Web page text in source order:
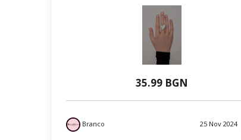
35.99 BGN
Branco 25 Nov 2024